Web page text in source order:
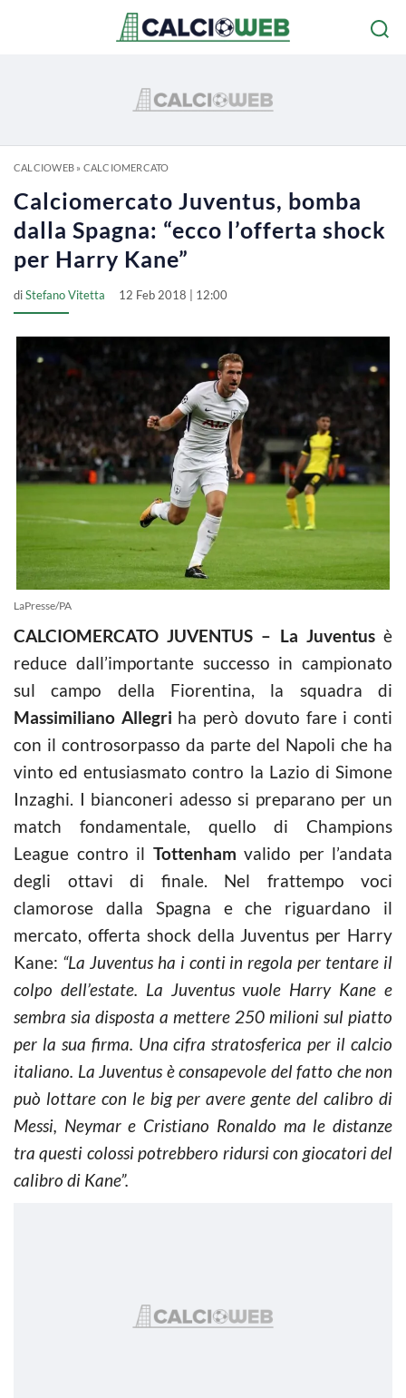
CALCIOWEB» CALCIOMERCATO
Calciomercato Juventus, bomba
dalla Spagna: “ecco l’offerta shock
per Harry Kane”
diStefano Vitetta 12 Feb 2018 | 12:00
LaPresse/PA
CALCIOMERCATO JUVENTUS – La Juventusè
reduce dall’importante successo in campionato
sul campo della Fiorentina, la squadra di
Massimiliano Allegri ha però dovuto fare i conti
con il controsorpasso da parte del Napoli che ha
vinto ed entusiasmato contro la Lazio di Simone
Inzaghi. I bianconeri adesso si preparano per un
match fondamentale, quello di Champions
League contro il Tottenham valido per l’andata
degli ottavi di finale. Nel frattempo voci
clamorose dalla Spagna e che riguardano il
mercato, offerta shock della Juventus per Harry
Kane: “La Juventus ha i conti in regola per tentare il
colpo dell’estate. La Juventus vuole Harry Kane e
sembra sia disposta a mettere 250 milioni sul piatto
per la sua firma. Una cifra stratosferica per il calcio
italiano. La Juventus è consapevole del fatto che non
può lottare con le big per avere gente del calibro di
Messi, Neymar e Cristiano Ronaldo ma le distanze
tra questi colossi potrebbero ridursi con giocatori del
calibro di Kane”.